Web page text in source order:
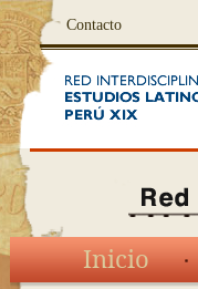
Contacto
Inicio